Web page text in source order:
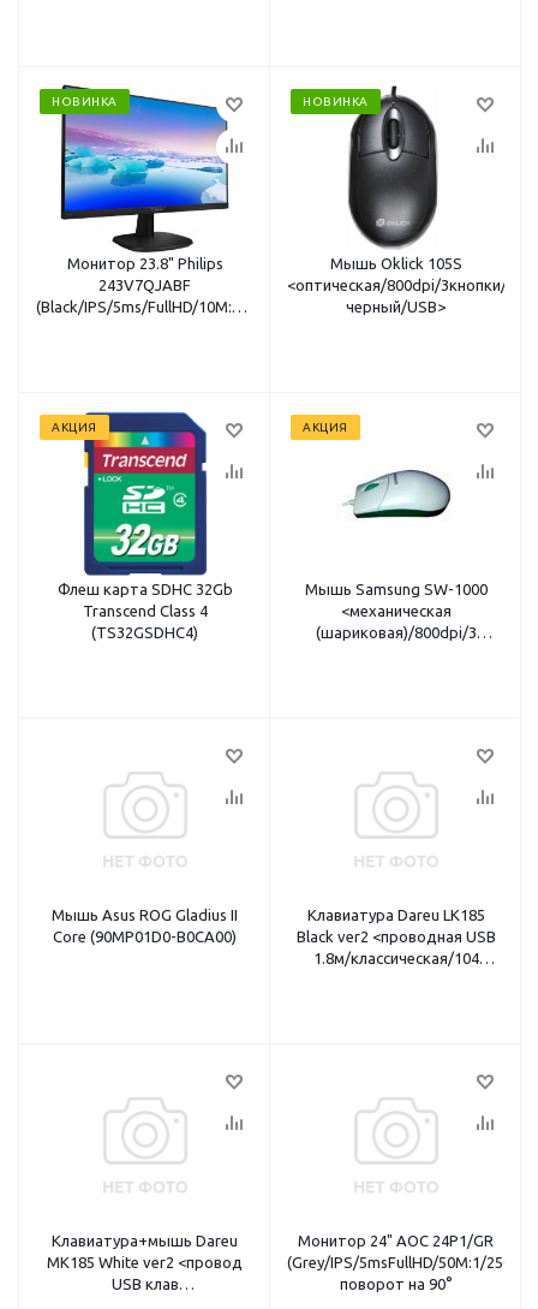
НОВИНКА
Монитор 23.8" Philips
243V7QJABF
(Black/IPS/5ms/FullHD/10M:1/250cd/178°/VGA+HDMI+DP/2x2W)
НОВИНКА
Мышь Oklick 105S
<оптическая/800dpi/3кнопки/
черный/USB>
АКЦИЯ
Флеш карта SDHC 32Gb
Transcend Class 4
(TS32GSDHC4)
АКЦИЯ
Мышь Samsung SW-1000
<механическая
(шариковая)/800dpi/3
Мышь Asus ROG Gladius II
Core (90MP01D0-B0CA00)
Клавиатура Dareu LK185
Black ver2 <проводная USB
1.8м/классическая/104
Клавиатура+мышь Dareu
MK185 White ver2 <провод
USB клав
Монитор 24" AOC 24P1/GR
(Grey/IPS/5msFullHD/50M:1/
поворот на 90°